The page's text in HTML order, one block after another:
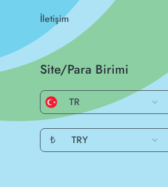
İletişim
Site/Para Birimi
TR
₺ TRY